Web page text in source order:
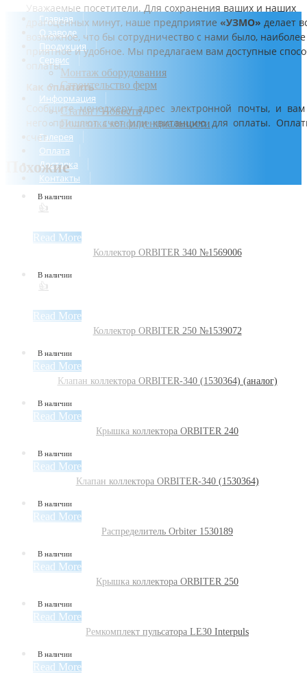
Главная
О заводе
Продукция
Сервис
Монтаж оборудования
Строительство ферм
Информация
Статьи / Новости
Политика конфиденциальности
Галерея
Оплата
Доставка
Контакты
Уважаемые посетители. Для сохранения ваших и наших
драгоценных минут, наше предприятие «УЗМО» делает
возможное, что бы сотрудничество с нами было, наиболее
приятное и удобное. Мы предлагаем вам доступные
оплаты.
Как оплатить
Сообщите менеджеру адрес электронной почты, и
него пришлют счет или квитанцию для оплаты.
счет.
Похожие
В наличии
👍
Read More
Коллектор ORBITER 340 №1569006
В наличии
👍
Read More
Коллектор ORBITER 250 №1539072
В наличии
Read More
Клапан коллектора ORBITER-340 (1530364) (аналог)
В наличии
Read More
Крышка коллектора ORBITER 240
В наличии
Read More
Клапан коллектора ORBITER-340 (1530364)
В наличии
Read More
Распределитель Orbiter 1530189
В наличии
Read More
Крышка коллектора ORBITER 250
В наличии
Read More
Ремкомплект пульсатора LE30 Interpuls
В наличии
Read More